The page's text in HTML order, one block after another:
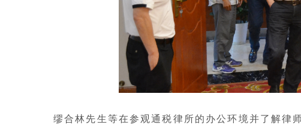
缪合林先生等在参观通税律所的办公环境并了解律